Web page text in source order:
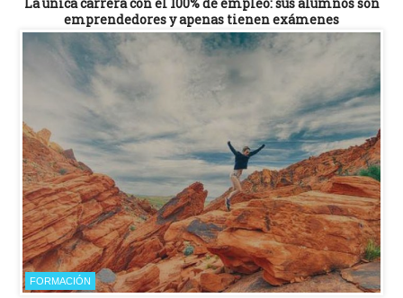
emprendedores y apenas tienen exámenes
FORMACIÓN